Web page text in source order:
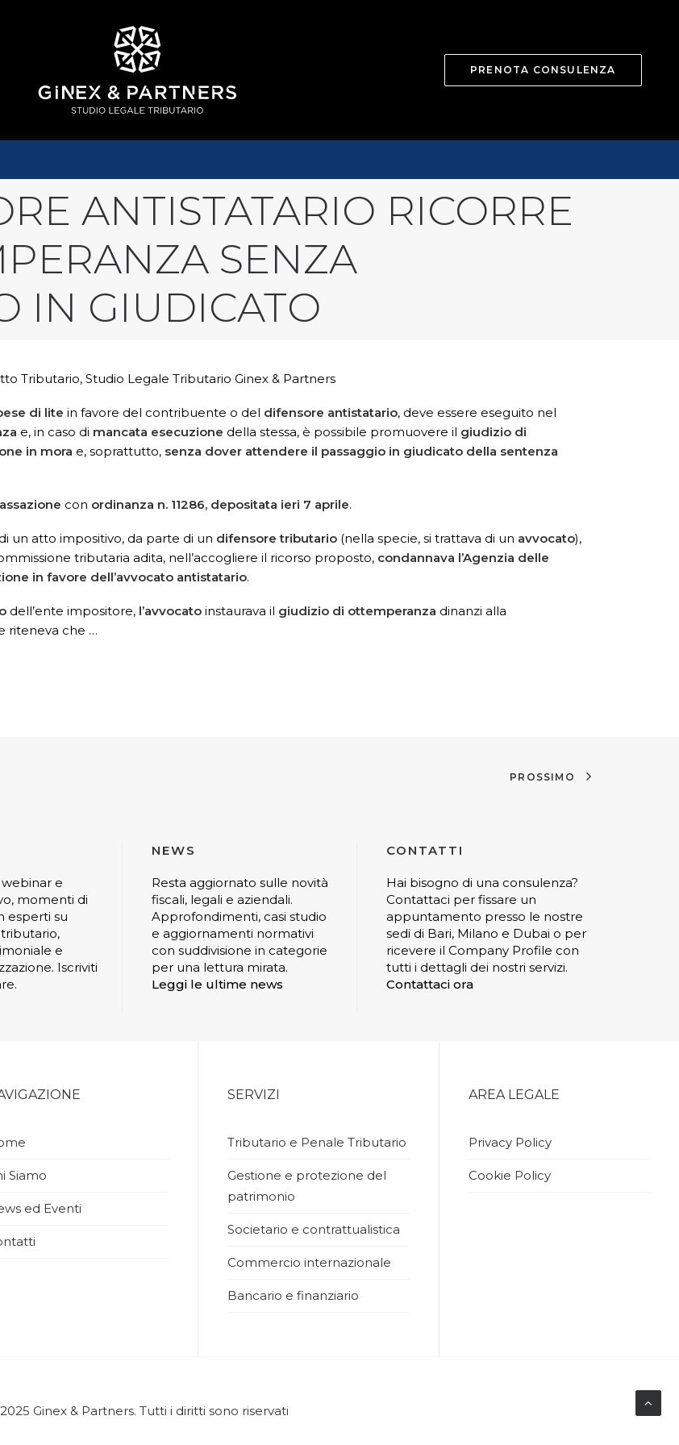
PRENOTA CONSULENZA
ANTISTATARIO RICORRE
SENZA
IN GIUDICATO
Tributario, Studio Legale Tributario Ginex & Partners
di lite in favore del contribuente o del difensore antistatario, deve essere eseguito nel
e, in caso di mancata esecuzione della stessa, è possibile promuovere il giudizio di
in mora e, soprattutto, senza dover attendere il passaggio in giudicato della sentenza
con ordinanza n. 11286, depositata ieri 7 aprile.
un atto impositivo, da parte di un difensore tributario (nella specie, si trattava di un avvocato),
tributaria adita, nell’accogliere il ricorso proposto, condannava l’Agenzia delle
in favore dell’avvocato antistatario.
dell’ente impositore, l’avvocato instaurava il giudizio di ottemperanza dinanzi alla
riteneva che …
PROSSIMO
e
momenti di
esperti su
e
Iscriviti
NEWS
Resta aggiornato sulle novità
fiscali, legali e aziendali.
Approfondimenti, casi studio
e aggiornamenti normativi
con suddivisione in categorie
per una lettura mirata.
Leggi le ultime news
CONTATTI
Hai bisogno di una consulenza?
Contattaci per fissare un
appuntamento presso le nostre
sedi di Bari, Milano e Dubai o per
ricevere il Company Profile con
tutti i dettagli dei nostri servizi.
Contattaci ora
Siamo
ed Eventi
SERVIZI
Tributario e Penale Tributario
Gestione e protezione del
patrimonio
Societario e contrattualistica
Commercio internazionale
Bancario e finanziario
AREA LEGALE
Privacy Policy
Cookie Policy
Ginex & Partners. Tutti i diritti sono riservati